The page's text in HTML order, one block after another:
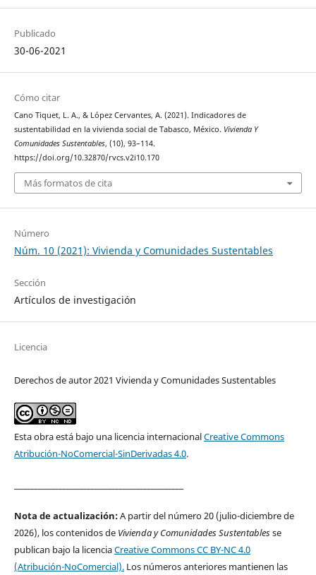
Publicado
30-06-2021
Cómo citar
Cano Tiquet, L. A., & López Cervantes, A. (2021). Indicadores de
sustentabilidad en la vivienda social de Tabasco, México. Vivienda Y
Comunidades Sustentables, (10), 93–114.
https://doi.org/10.32870/rvcs.v2i10.170
Más formatos de cita
Número
Núm. 10 (2021): Vivienda y Comunidades Sustentables
Sección
Artículos de investigación
Licencia
Derechos de autor 2021 Vivienda y Comunidades Sustentables
Esta obra está bajo una licencia internacionalCreative Commons
Atribución-NoComercial-SinDerivadas 4.0.
Nota de actualización:A partir del número 20 (julio-diciembre de
2026), los contenidos de Vivienda y Comunidades Sustentablesse
publican bajo la licenciaCreative Commons CC BY-NC 4.0
(Atribución-NoComercial).Los números anteriores mantienen las